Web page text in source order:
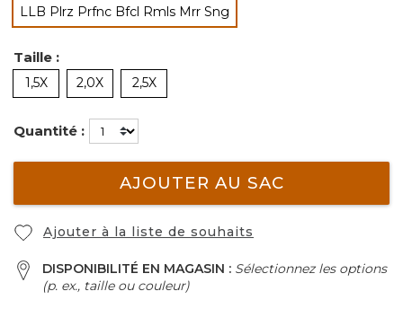
LLB Plrz Prfnc Bfcl Rmls Mrr Sng
sélectionné
Taille :
1,5X 2,0X 2,5X
Quantité :
AJOUTER AU SAC
Ajouter à la liste de souhaits
DISPONIBILITÉ EN MAGASIN : Sélectionnez les options
(p. ex., taille ou couleur)